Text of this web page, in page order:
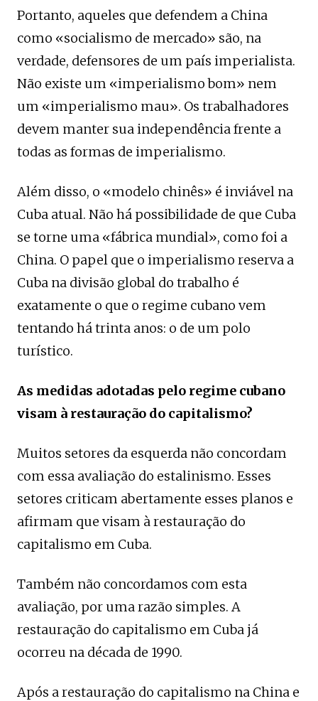
Portanto, aqueles que defendem a China
como «socialismo de mercado» são, na
verdade, defensores de um país imperialista.
Não existe um «imperialismo bom» nem
um «imperialismo mau». Os trabalhadores
devem manter sua independência frente a
todas as formas de imperialismo.
Além disso, o «modelo chinês» é inviável na
Cuba atual. Não há possibilidade de que Cuba
se torne uma «fábrica mundial», como foi a
China. O papel que o imperialismo reserva a
Cuba na divisão global do trabalho é
exatamente o que o regime cubano vem
tentando há trinta anos: o de um polo
turístico.
As medidas adotadas pelo regime cubano
visam à restauração do capitalismo?
Muitos setores da esquerda não concordam
com essa avaliação do estalinismo. Esses
setores criticam abertamente esses planos e
afirmam que visam à restauração do
capitalismo em Cuba.
Também não concordamos com esta
avaliação, por uma razão simples. A
restauração do capitalismo em Cuba já
ocorreu na década de 1990.
Após a restauração do capitalismo na China e